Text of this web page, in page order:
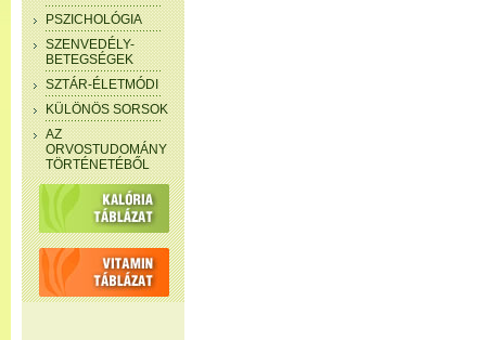
PSZICHOLÓGIA
SZENVEDÉLY-
BETEGSÉGEK
SZTÁR-ÉLETMÓDI
KÜLÖNÖS SORSOK
AZ
ORVOSTUDOMÁNY
TÖRTÉNETÉBŐL